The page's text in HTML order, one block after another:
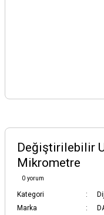
Değiştirilebilir
Mikrometre
0 yorum
Kategori
Marka